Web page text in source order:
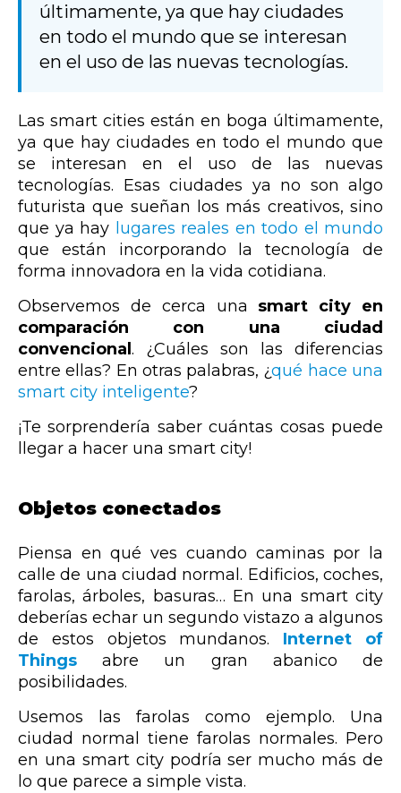
últimamente, ya que hay ciudades
en todo el mundo que se interesan
en el uso de las nuevas tecnologías.
Las smart cities están en boga últimamente,
ya que hay ciudades en todo el mundo que
se interesan en el uso de las nuevas
tecnologías. Esas ciudades ya no son algo
futurista que sueñan los más creativos, sino
que ya hay lugares reales en todo el mundo
que están incorporando la tecnología de
forma innovadora en la vida cotidiana.
Observemos de cerca una smart city en
comparación con una ciudad
convencional . ¿Cuáles son las diferencias
entre ellas? En otras palabras, ¿qué hace una
smart city inteligente?
¡Te sorprendería saber cuántas cosas puede
llegar a hacer una smart city!
Objetos conectados
Piensa en qué ves cuando caminas por la
calle de una ciudad normal. Edificios, coches,
farolas, árboles, basuras… En una smart city
deberías echar un segundo vistazo a algunos
de estos objetos mundanos.
Internet of
Things abre un gran abanico de
posibilidades.
Usemos las farolas como ejemplo. Una
ciudad normal tiene farolas normales. Pero
en una smart city podría ser mucho más de
lo que parece a simple vista.